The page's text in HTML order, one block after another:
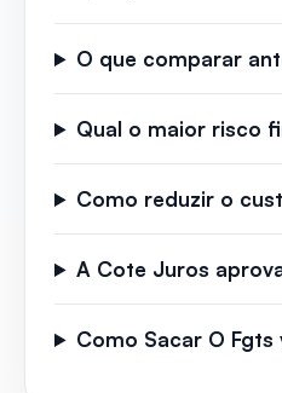
O que comparar
Qual o maior risco
Como reduzir o
A Cote Juros
Como Sacar O Fgts